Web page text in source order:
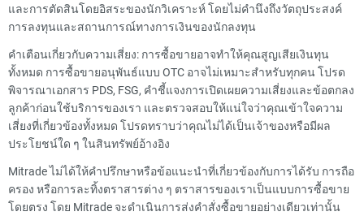
และการตัดสินโดยอิสระของนักวิเคราะห์ โดยไม่คำนึงถึงวัตถุประสงค์
การลงทุนและสถานการณ์ทางการเงินของนักลงทุน
คำเตือนเกี่ยวกับความเสี่ยง: การซื้อขายอาจทำให้คุณสูญเสียเงินทุน
ทั้งหมด การซื้อขายอนุพันธ์แบบ OTC อาจไม่เหมาะสำหรับทุกคน โปรด
พิจารณาเอกสาร PDS, FSG, คำชี้แจงการเปิดเผยความเสี่ยงและข้อตกลง
ลูกค้าก่อนใช้บริการของเรา และตรวจสอบให้แน่ใจว่าคุณเข้าใจความ
เสี่ยงที่เกี่ยวข้องทั้งหมด โปรดทราบว่าคุณไม่ได้เป็นเจ้าของหรือมีผล
ประโยชน์ใด ๆ ในสินทรัพย์อ้างอิง
Mitrade ไม่ได้ให้คำปรึกษาหรือข้อแนะนำที่เกี่ยวข้องกับการได้รับ การถือ
ครอง หรือการละทิ้งตราสารต่าง ๆ ตราสารของเราเป็นแบบการซื้อขาย
โดยตรง โดย Mitrade จะดำเนินการส่งคำสั่งซื้อขายอย่างเดียวเท่านั้น